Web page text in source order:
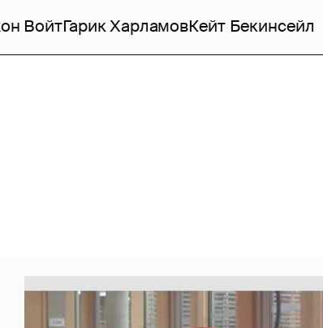
ВойтГарик ХарламовКейт Бекинсейл